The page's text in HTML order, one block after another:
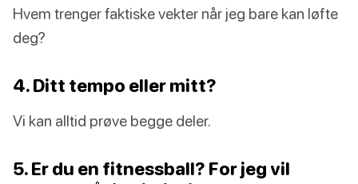
Hvem trenger faktiske vekter når jeg bare kan løfte
deg?
4. Ditt tempo eller mitt?
Vi kan alltid prøve begge deler.
5. Er du en fitnessball? For jeg vil